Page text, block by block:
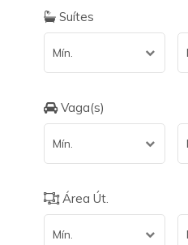
Suítes
Mín.
Vaga(s)
Mín.
Área Út.
Mín.